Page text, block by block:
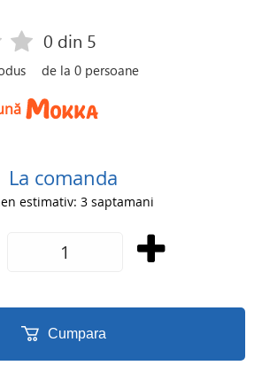
0 din 5
de la0 persoane
La comanda
estimativ: 3 saptamani
Cumpara